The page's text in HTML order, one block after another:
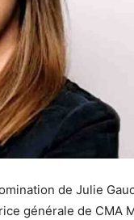
de Julie
générale de CMA